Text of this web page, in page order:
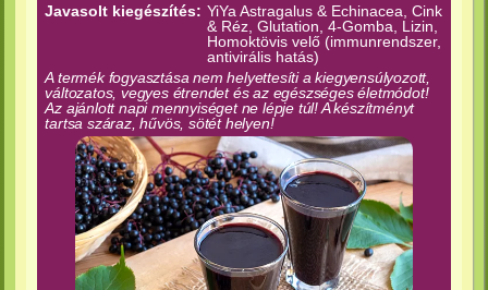
Javasolt kiegészítés: YiYa Astragalus & Echinacea, Cink
& Réz, Glutation, 4-Gomba, Lizin,
Homoktövis velő (immunrendszer,
antivirális hatás)
A termék fogyasztása nem helyettesíti a kiegyensúlyozott,
változatos, vegyes étrendet és az egészséges életmódot!
Az ajánlott napi mennyiséget ne lépje túl! A készítményt
tartsa száraz, hűvös, sötét helyen!